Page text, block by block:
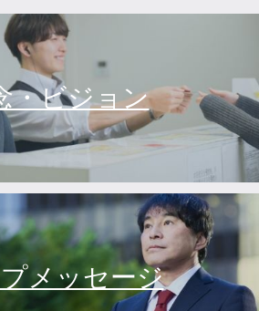
・ビジョン
メッセージ